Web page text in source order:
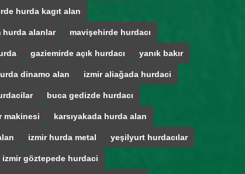
hurda kagıt alan
hurda alanlar mavişehirde hurdacı
gaziemirde açık hurdacı yanık bakır
dinamo alan izmir aliağada hurdaci
buca gedizde hurdacı
makinesi karsıyakada hurda alan
izmir hurda metal yeşilyurt hurdacılar
izmir göztepede hurdaci